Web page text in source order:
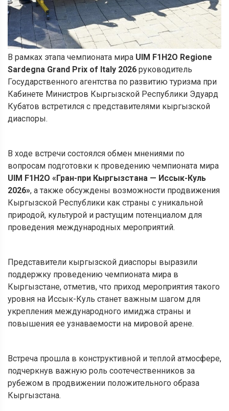
В рамках этапа чемпионата мира UIM F1H2O Regione
Sardegna Grand Prix of Italy 2026 руководитель
Государственного агентства по развитию туризма при
Кабинете Министров Кыргызской Республики Эдуард
Кубатов встретился с представителями кыргызской
диаспоры.
В ходе встречи состоялся обмен мнениями по
вопросам подготовки к проведению чемпионата мира
UIM F1H2O «Гран-при Кыргызстана — Иссык-Куль
2026», а также обсуждены возможности продвижения
Кыргызской Республики как страны с уникальной
природой, культурой и растущим потенциалом для
проведения международных мероприятий.
Представители кыргызской диаспоры выразили
поддержку проведению чемпионата мира в
Кыргызстане, отметив, что приход мероприятия такого
уровня на Иссык-Куль станет важным шагом для
укрепления международного имиджа страны и
повышения ее узнаваемости на мировой арене.
Встреча прошла в конструктивной и теплой атмосфере,
подчеркнув важную роль соотечественников за
рубежом в продвижении положительного образа
Кыргызстана.